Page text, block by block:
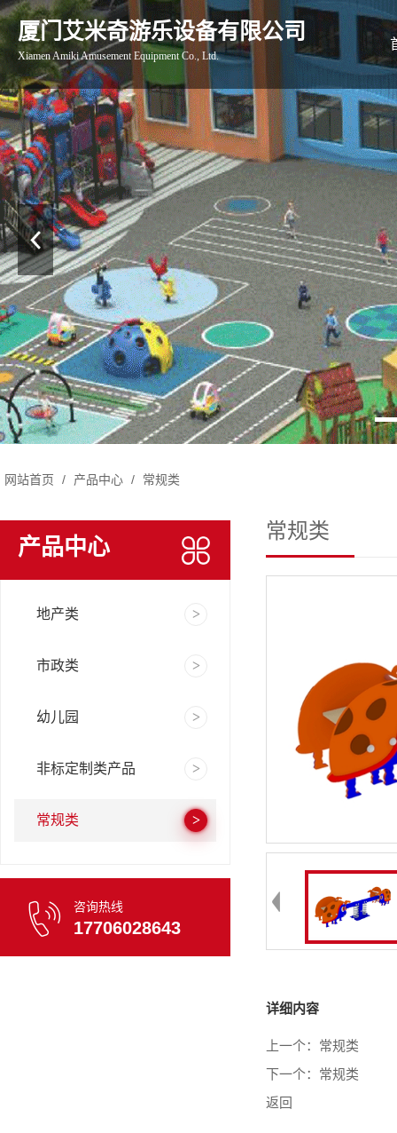
厦门艾米奇游乐设备有限公司
Xiamen Amiki Amusement Equipment Co., Ltd.
网站首页 / 产品中心 / 常规类
产品中心
地产类
市政类
幼儿园
非标定制类产品
常规类
咨询热线
17706028643
常规类
详细内容
上一个： 常规类
下一个： 常规类
返回